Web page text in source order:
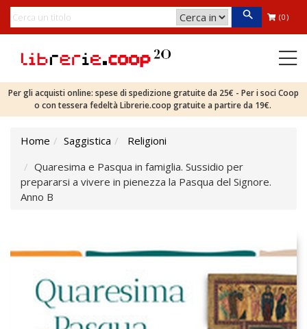
(0)
Per gli acquisti online: spese di spedizione gratuite da 25€ - Per i soci Coop
o con tessera fedeltà Librerie.coop gratuite a partire da 19€.
Home Saggistica
Religioni
Quaresima e Pasqua in famiglia. Sussidio per
prepararsi a vivere in pienezza la Pasqua del Signore.
Anno B